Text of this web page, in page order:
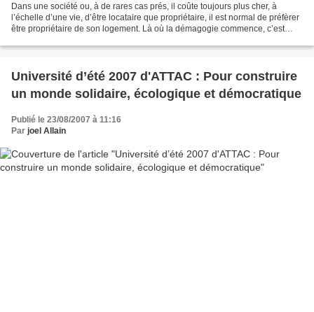
Dans une société ou, à de rares cas prés, il coûte toujours plus cher, à
l’échelle d’une vie, d’être locataire que propriétaire, il est normal de préfèrer
être propriétaire de son logement. Là où la démagogie commence, c’est
Université d’été 2007 d'ATTAC : Pour construire
un monde solidaire, écologique et démocratique
Publié le 23/08/2007 à 11:16
Par joel Allain